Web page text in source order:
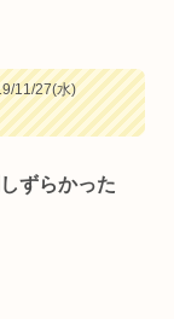
11/27(水)
ずらかった